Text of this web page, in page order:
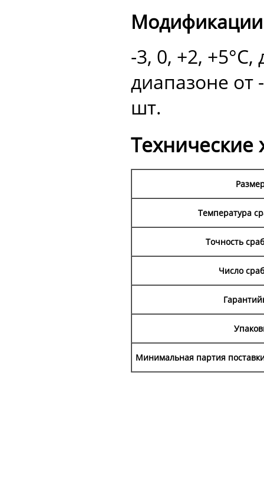
Модификации
-3, 0, +2,
диапазоне от
шт.
Технические
Температура
Точность
Число
Минимальная партия